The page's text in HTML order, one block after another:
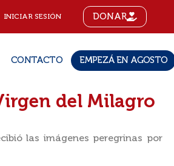
INICIAR SESIÓN DONAR
CONTACTO EMPEZÁ EN AGOSTO
del Milagro
las imágenes peregrinas por